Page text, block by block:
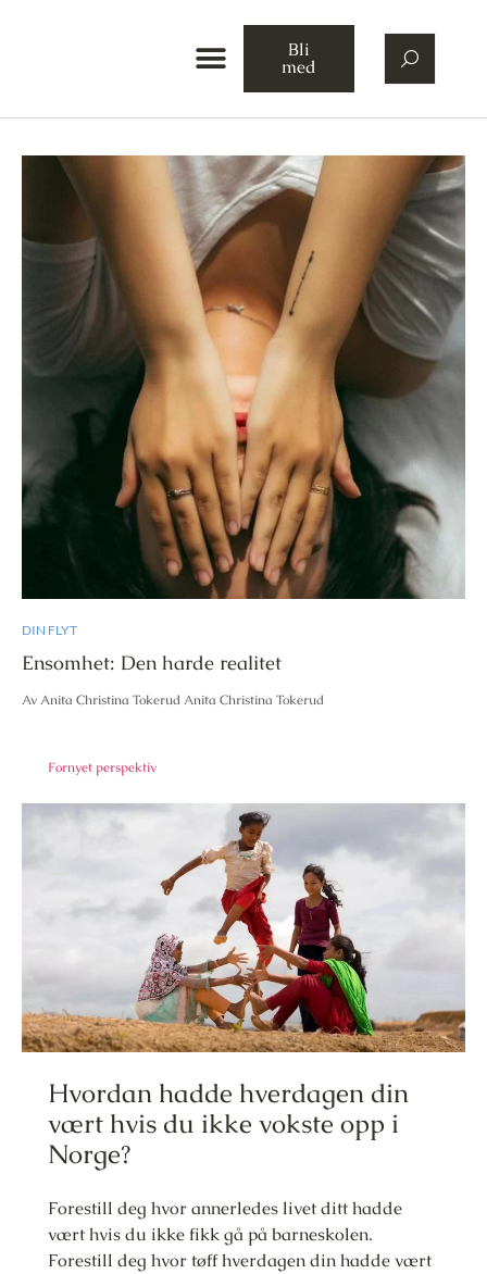
Bli
med
DIN FLYT
Ensomhet: Den harde realitet
Av Anita Christina Tokerud Anita Christina Tokerud
Fornyet perspektiv
Hvordan hadde hverdagen din
vært hvis du ikke vokste opp i
Norge?
Forestill deg hvor annerledes livet ditt hadde
vært hvis du ikke fikk gå på barneskolen.
Forestill deg hvor tøff hverdagen din hadde vært